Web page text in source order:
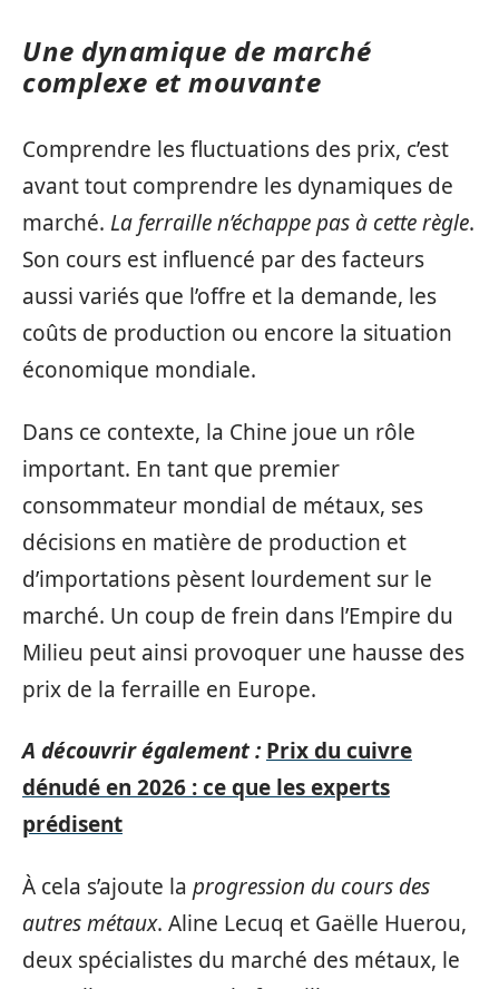
Une dynamique de marché
complexe et mouvante
Comprendre les fluctuations des prix, c’est
avant tout comprendre les dynamiques de
marché. La ferraille n’échappe pas à cette règle.
Son cours est influencé par des facteurs
aussi variés que l’offre et la demande, les
coûts de production ou encore la situation
économique mondiale.
Dans ce contexte, la Chine joue un rôle
important. En tant que premier
consommateur mondial de métaux, ses
décisions en matière de production et
d’importations pèsent lourdement sur le
marché. Un coup de frein dans l’Empire du
Milieu peut ainsi provoquer une hausse des
prix de la ferraille en Europe.
A découvrir également : Prix du cuivre
dénudé en 2026 : ce que les experts
prédisent
À cela s’ajoute la progression du cours des
autres métaux. Aline Lecuq et Gaëlle Huerou,
deux spécialistes du marché des métaux, le